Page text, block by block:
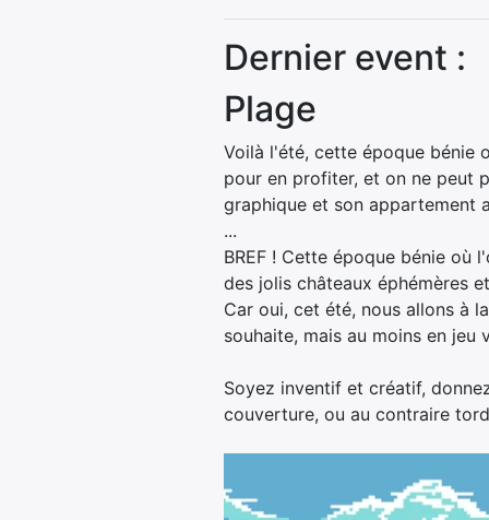
Dernier event :
Plage
Voilà l'été, cette époque bénie
pour en profiter, et on ne peut
graphique et son appartement
...
BREF ! Cette époque bénie où
des jolis châteaux éphémères
Car oui, cet été, nous allons à
souhaite, mais au moins en jeu
Soyez inventif et créatif,
couverture, ou au contraire